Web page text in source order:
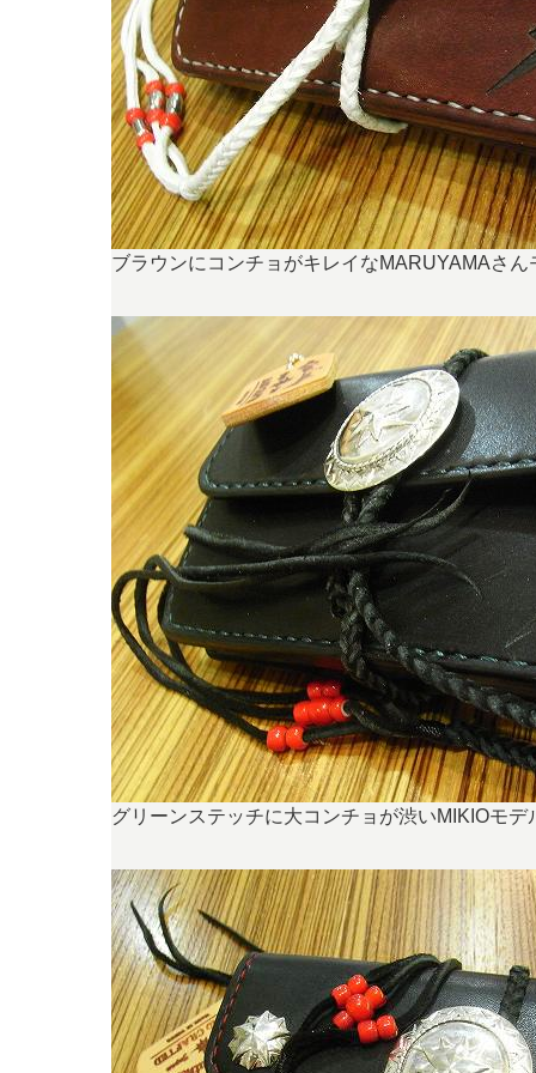
ブラウンにコンチョがキレイなMARUYAMAさん
グリーンステッチに大コンチョが渋いMIKIOモデ